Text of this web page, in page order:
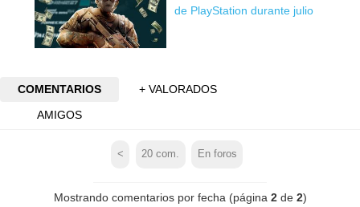
de PlayStation durante julio
COMENTARIOS
+ VALORADOS
AMIGOS
< 20 com. En foros
Mostrando comentarios por fecha (página 2de 2)